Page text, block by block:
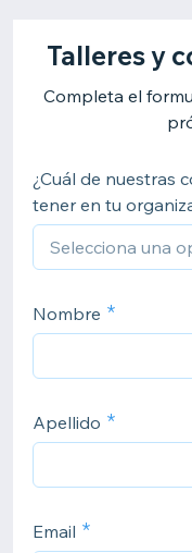
Talleres y
Completa el
¿Cuál de nuestras
tener en tu
Nombre
Apellido
Email